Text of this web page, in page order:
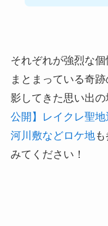
それぞれが強烈な
まとまっている奇
影してきた思い出
公開】レイクレ聖
河川敷などロケ地も
みてください！